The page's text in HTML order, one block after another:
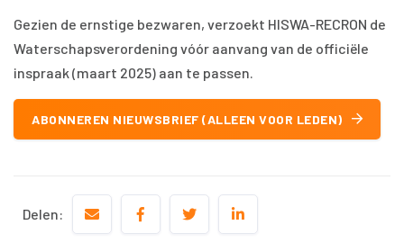
Gezien de ernstige bezwaren, verzoekt HISWA-RECRON de
Waterschapsverordening vóór aanvang van de officiële
inspraak (maart 2025) aan te passen.
ABONNEREN NIEUWSBRIEF (ALLEEN VOOR LEDEN)
Delen: